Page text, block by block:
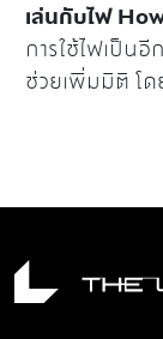
เล่นกับไฟ
การใช้ไฟเป็น
ช่วยเพิ่มมิติ โ
โดยวัดเป็นอง